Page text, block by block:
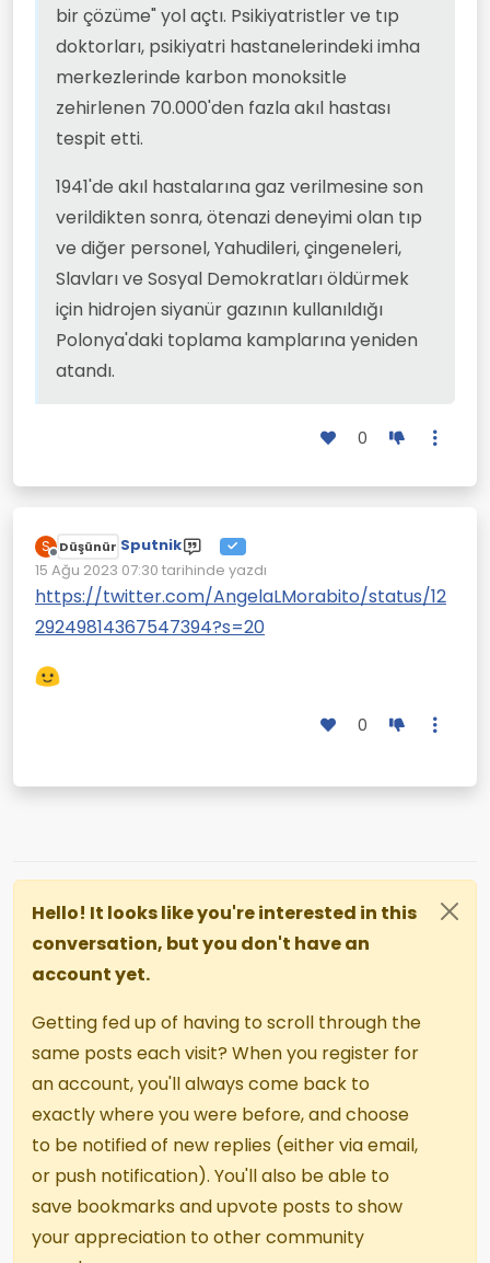
bir çözüme" yol açtı. Psikiyatristler ve tıp
doktorları, psikiyatri hastanelerindeki imha
merkezlerinde karbon monoksitle
zehirlenen 70.000'den fazla akıl hastası
tespit etti.
1941'de akıl hastalarına gaz verilmesine son
verildikten sonra, ötenazi deneyimi olan tıp
ve diğer personel, Yahudileri, çingeneleri,
Slavları ve Sosyal Demokratları öldürmek
için hidrojen siyanür gazının kullanıldığı
Polonya'daki toplama kamplarına yeniden
atandı.
0
S
Çevrimdışı
Düşünür Sputnik
15 Ağu 2023 07:30 tarihinde yazdı
Son düzenleyen:
https://twitter.com/AngelaLMorabito/status/12
29249814367547394?s=20
0
Hello! It looks like you're interested in this
conversation, but you don't have an
account yet.
Getting fed up of having to scroll through the
same posts each visit? When you register for
an account, you'll always come back to
exactly where you were before, and choose
to be notified of new replies (either via email,
or push notification). You'll also be able to
save bookmarks and upvote posts to show
your appreciation to other community